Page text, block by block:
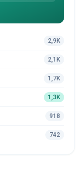
2,9K
2,1K
1,7K
1,3K
918
742